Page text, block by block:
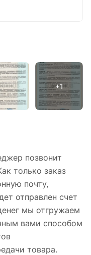
позвонит
только заказ
почту,
отправлен счет
мы отгружаем
вами способом
товара.